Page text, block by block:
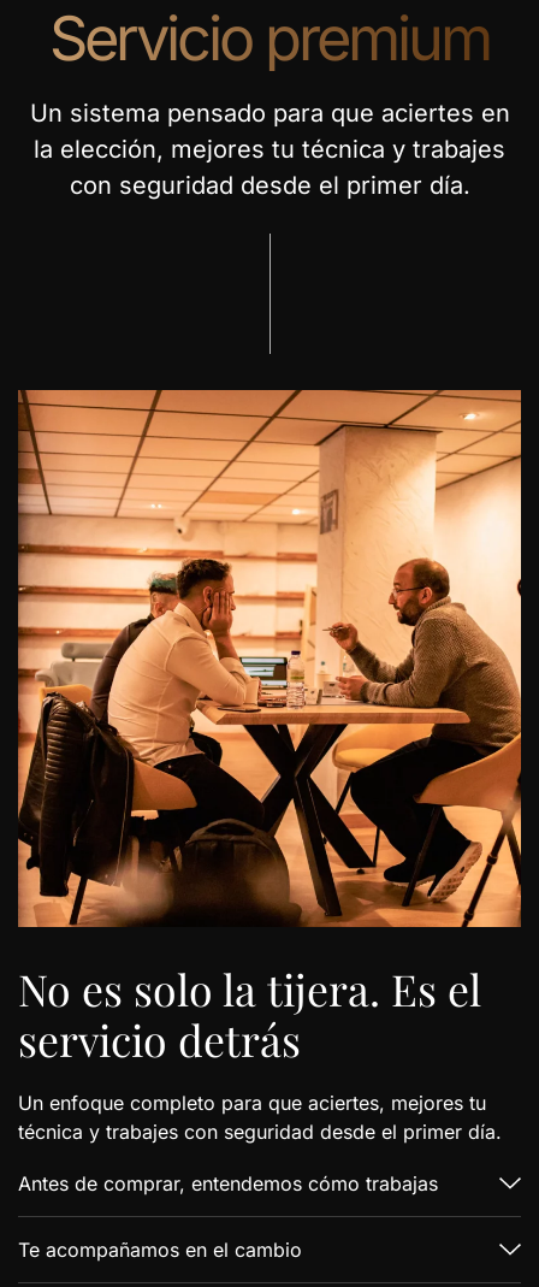
Servicio premium
Un sistema pensado para que aciertes en
la elección, mejores tu técnica y trabajes
con seguridad desde el primer día.
No es solo la tijera. Es el
servicio detrás
Un enfoque completo para que aciertes, mejores tu
técnica y trabajes con seguridad desde el primer día.
Antes de comprar, entendemos cómo trabajas
Te acompañamos en el cambio